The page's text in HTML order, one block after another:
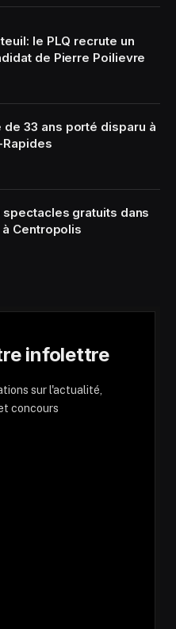
le PLQ recrute un
de Pierre Poilievre
de 33 ans porté disparu à
spectacles gratuits dans
Centropolis
infolettre
sur l'actualité,
concours